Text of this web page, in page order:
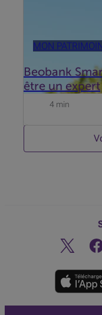
MON
Beobank
être un expert
4 min
Twitter